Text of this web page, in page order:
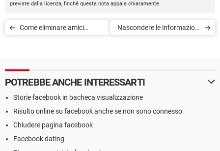
previste dalla licenza, finché questa nota appaia chiaramente.
Come eliminare amici
Nascondere le informazioni
POTREBBE ANCHE INTERESSARTI
Storie facebook in bacheca visualizzazione
Risulto online su facebook anche se non sono connesso
Chiudere pagina facebook
Facebook dating